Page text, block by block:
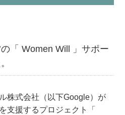
「 Women Will 」サポー
株式会社（以下Google）が
支援するプロジェクト「